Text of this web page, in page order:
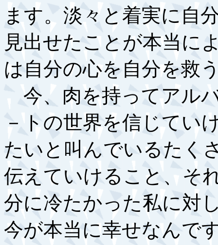
ます。淡々と着実に自
見出せたことが本当に
は自分の心を自分を救
今、肉を持ってアル
－トの世界を信じてい
たいと叫んでいるたく
伝えていけること、そ
分に冷たかった私に対
今が本当に幸せなんで